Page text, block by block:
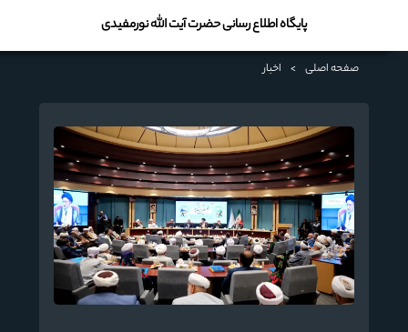
پایگاه اطلاع رسانی حضرت آیت الله نورمفیدی
صفحه اصلی > اخبار